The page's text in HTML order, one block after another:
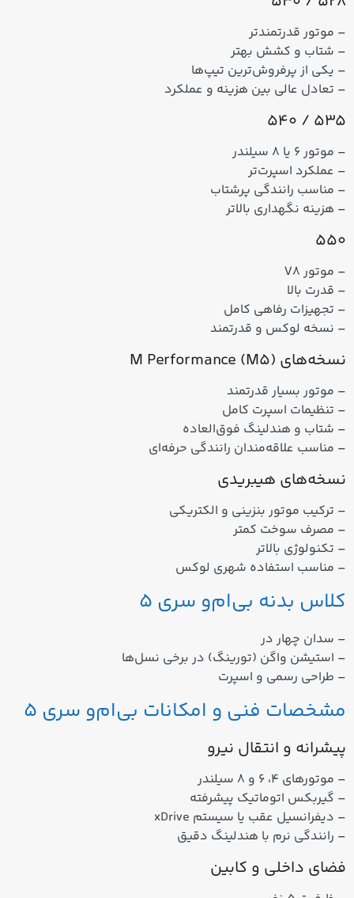
– موتور قدرتمندتر
– شتاب و کشش بهتر
– یکی از پرفروش‌ترین تیپ‌ها
– تعادل عالی بین هزینه و عملکرد
535 / 540
– موتور ۶ یا ۸ سیلندر
– عملکرد اسپرت‌تر
– مناسب رانندگی پرشتاب
– هزینه نگهداری بالاتر
550
– موتور V8
– قدرت بالا
– تجهیزات رفاهی کامل
– نسخه لوکس و قدرتمند
نسخه‌های M Performance (M5)
– موتور بسیار قدرتمند
– تنظیمات اسپرت کامل
– شتاب و هندلینگ فوق‌العاده
– مناسب علاقه‌مندان رانندگی حرفه‌ای
نسخه‌های هیبریدی
– ترکیب موتور بنزینی و الکتریکی
– مصرف سوخت کمتر
– تکنولوژی بالاتر
– مناسب استفاده شهری لوکس
کلاس بدنه بی‌ام‌و سری 5
– سدان چهار در
– استیشن واگن (تورینگ) در برخی نسل‌ها
– طراحی رسمی و اسپرت
مشخصات فنی و امکانات بی‌ام‌و سری 5
پیشرانه و انتقال نیرو
– موتورهای
ر
– گیربکس اتوماتیک پیشرفته
– دیفرانسیل عقب یا سیستم xDrive
– رانندگی نرم با هندلینگ دقیق
فضای داخلی و کابین